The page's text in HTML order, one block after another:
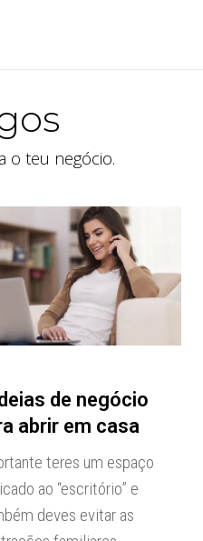
o teu negócio.
de negócio
abrir em casa
teres um espaço
ao “escritório” e
deves evitar as